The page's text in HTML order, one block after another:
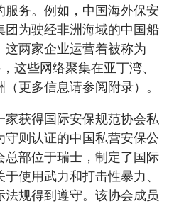
务。例如，中国海外保安
为驶经非洲海域的中国船
两家企业运营着被称为
这些网络聚集在亚丁湾、
更多信息请参阅附录）。
获得国际安保规范协会私
则认证的中国私营安保公
部位于瑞士，制定了国际
使用武力和打击性暴力、
法规得到遵守。该协会成员